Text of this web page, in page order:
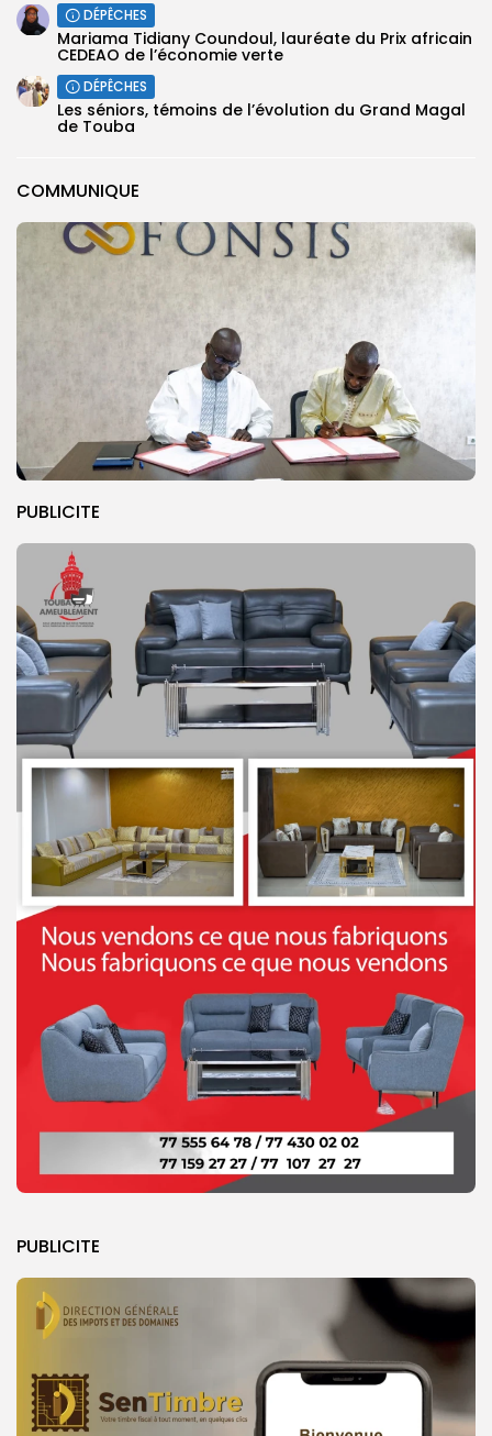
COMMUNIQUE
PUBLICITE
PUBLICITE
DÉPÊCHES
Mariama Tidiany Coundoul, lauréate du Prix africain
CEDEAO de l’économie verte
DÉPÊCHES
Les séniors, témoins de l’évolution du Grand Magal
de Touba